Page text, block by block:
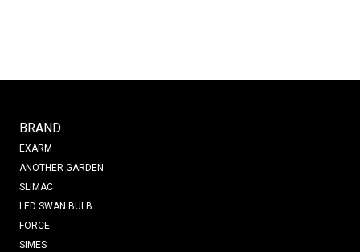
BRAND
EXARM
ANOTHER GARDEN
SLIMAC
LED SWAN BULB
FORCE
SIMES